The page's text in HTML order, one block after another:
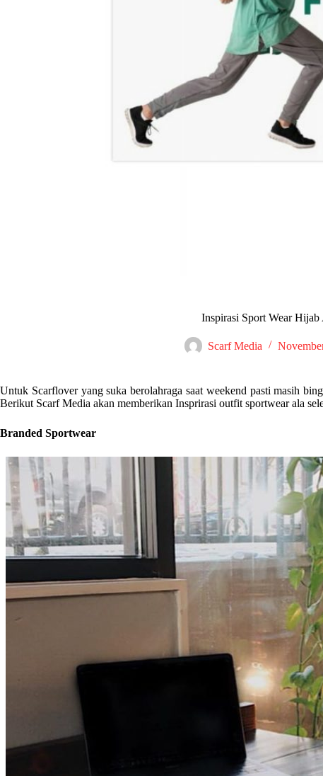
Inspirasi Sport Wear Hijab
Scarf Media
Untuk Scarflover yang suka berolahraga saat weekend pasti masih
Berikut Scarf Media akan memberikan Insprirasi outfit sportwear ala
Branded Sportwear